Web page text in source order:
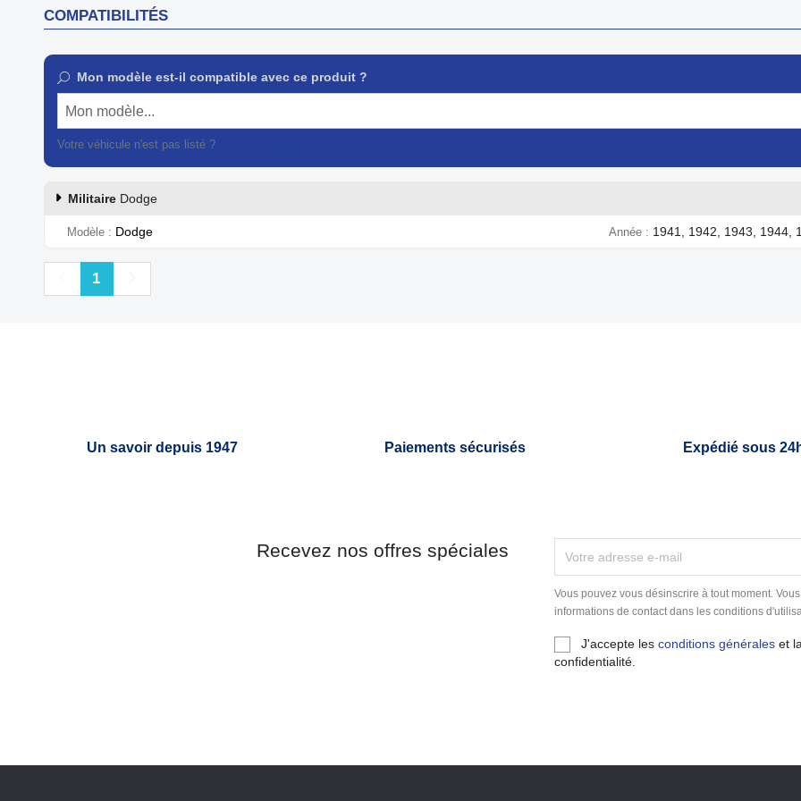
COMPATIBILITÉS
Mon modèle est-il compatible avec ce produit ?
Mon modèle...
Votre véhicule n'est pas listé ?
Militaire Dodge
Modèle Dodge Année 1941, 1942, 1943, 1944,
Précédent
1
Un savoir depuis 1947 Paiements sécurisés Expédié sous
Recevez nos offres spéciales
Vous pouvez vous désinscrire à tout moment.
informations de contact dans les conditions
J'accepte lesconditions générales et
confidentialité.